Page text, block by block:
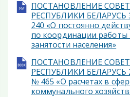
ПОСТАНОВЛЕНИЕ
РЕСПУБЛИКИ БЕЛАРУСЬ
240 «О постоянно
по координации работы
занятости населения»
ПОСТАНОВЛЕНИЕ
РЕСПУБЛИКИ БЕЛАРУСЬ
№ 465 «О расчетах в
коммунального